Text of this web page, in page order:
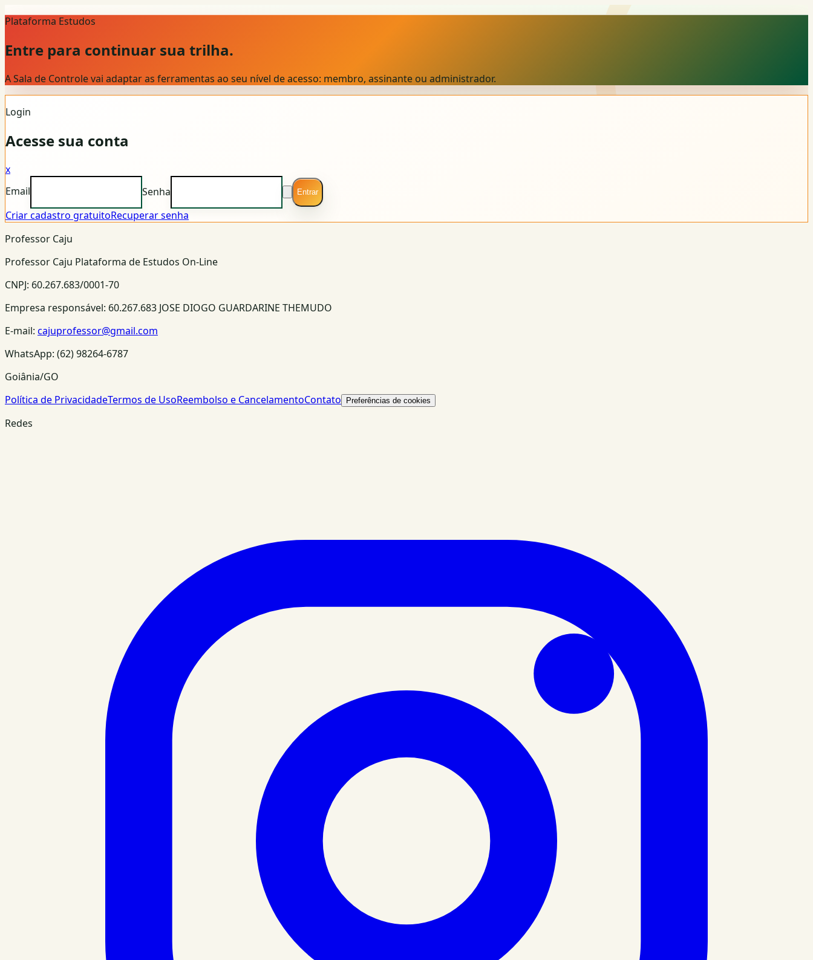
Plataforma Estudos
Entre para continuar sua trilha.
A Sala de Controle vai adaptar as ferramentas ao seu nível de acesso: membro, assinante ou administrador.
Login
Acesse sua conta
x
Email
Senha Entrar
Criar cadastro gratuitoRecuperar senha
Professor Caju
Professor Caju Plataforma de Estudos On-Line
CNPJ: 60.267.683/0001-70
Empresa responsável: 60.267.683 JOSE DIOGO GUARDARINE THEMUDO
E-mail: cajuprofessor@gmail.com
WhatsApp: (62) 98264-6787
Goiânia/GO
Política de PrivacidadeTermos de UsoReembolso e CancelamentoContato Preferências de cookies
Redes